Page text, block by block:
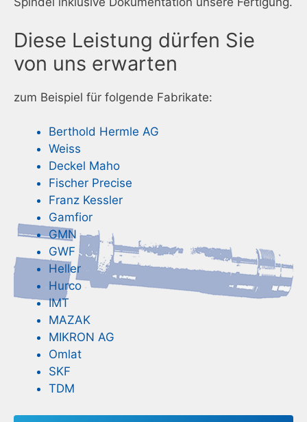
Diese Leistung dürfen Sie
von uns erwarten
zum Beispiel für folgende Fabrikate:
Berthold Hermle AG
Weiss
Deckel Maho
Fischer Precise
Franz Kessler
Gamfior
GMN
GWF
Heller
Hurco
IMT
MAZAK
MIKRON AG
Omlat
SKF
TDM